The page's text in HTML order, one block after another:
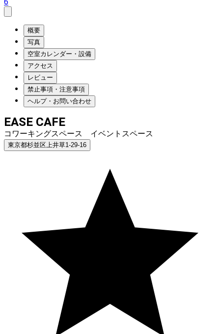
概要
写真
空室カレンダー・設備
アクセス
レビュー
禁止事項・注意事項
ヘルプ・お問い合わせ
EASE CAFE
コワーキングスペース イベントスペース
東京都杉並区上井草1-29-16